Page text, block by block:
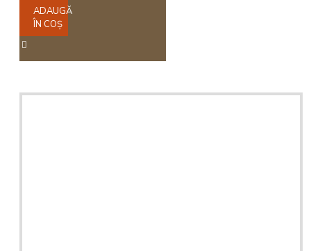
ADAUGĂ
ÎN COŞ